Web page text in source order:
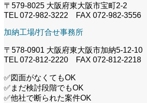
〒579-8025 大阪府東大阪市宝町2-2
TEL 072-982-3222 FAX 072-982-3556
加納工場/打合せ事務所
〒578-0901 大阪府東大阪市加納5-12-10
TEL 072-812-2220 FAX 072-812-2218
✅図面がなくてもOK
✅まだ検討段階でもOK
✅他社で断られた案件OK